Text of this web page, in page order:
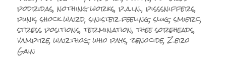
podridas,nothing works,p.a.i.n.,pisssniffers,
punk,shock ward,sinister feeling,slug,smierc,
stress positions,termination,thee soreheads,
vampire,warthog,who pays,zenocide,Zero
Gain